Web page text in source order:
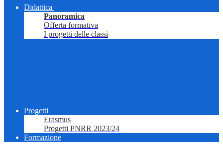
Didattica
Panoramica
Offerta formativa
I progetti delle classi
Progetti
Erasmus
Progetti PNRR 2023/24
Formazione